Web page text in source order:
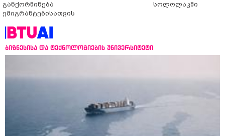
განქორწინება
ემიგრანტებისათვის
ჩამოსვლის გარეშე
სოლოლაკში
ბიზნესისა და ტექნოლოგიების უნივერსიტეტი